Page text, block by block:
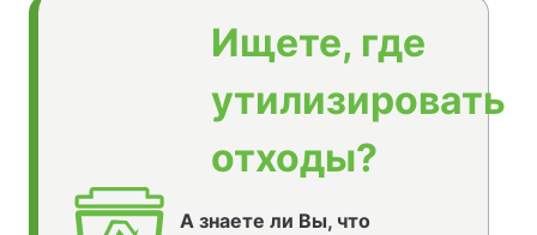
Ищете, где
утилизировать
отходы?
А знаете ли Вы, что